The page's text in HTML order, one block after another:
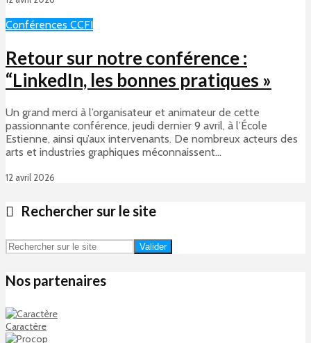
Conférences CCFI
Retour sur notre conférence :
“LinkedIn, les bonnes pratiques »
Un grand merci à l’organisateur et animateur de cette
passionnante conférence, jeudi dernier 9 avril, à l’École
Estienne, ainsi qu’aux intervenants. De nombreux acteurs des
arts et industries graphiques méconnaissent...
12 avril 2026
Rechercher sur le site
Valider
Nos partenaires
Caractère